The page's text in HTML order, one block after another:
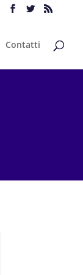
Contatti